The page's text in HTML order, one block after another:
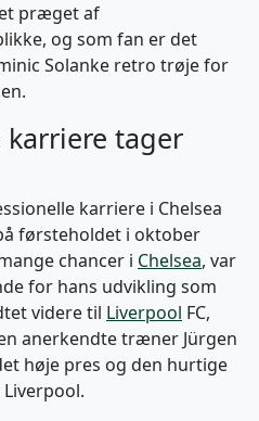
præget af
og som fan er det
Solanke retro trøje for
tager
karriere i Chelsea
førsteholdet i oktober
chancer i Chelsea, var
for hans udvikling som
videre til Liverpool FC,
anerkendte træner Jürgen
høje pres og den hurtige